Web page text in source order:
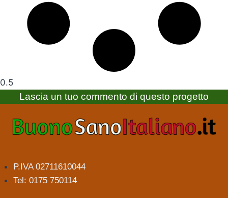
Lascia un tuo commento di questo progetto
P.IVA 02711610044
Tel: 0175 750114